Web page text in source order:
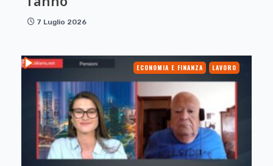
7 Luglio 2026
ECONOMIA E FINANZA LAVORO